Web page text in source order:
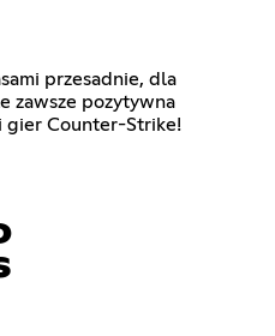
przesadnie, dla
zawsze pozytywna
gier Counter-Strike!